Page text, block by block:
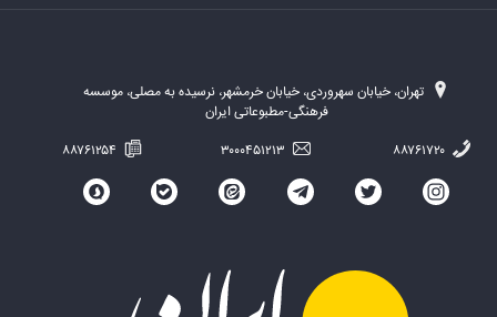
تهران، خیابان سهروردی، خیابان خرمشهر، نرسیده به مصلی، موسسه
فرهنگی-مطبوعاتی ایران